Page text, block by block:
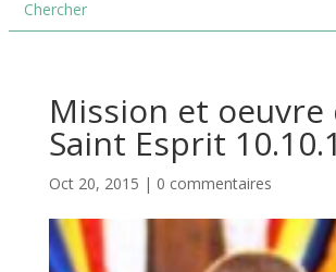
Mission et oeuvre
Saint Esprit
Oct 20, 2015 | 0 commentaires